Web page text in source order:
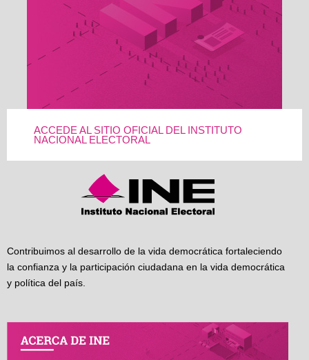
ACCEDE AL SITIO OFICIAL DEL INSTITUTO
NACIONAL ELECTORAL
Contribuimos al desarrollo de la vida democrática fortaleciendo
la confianza y la participación ciudadana en la vida democrática
y política del país.